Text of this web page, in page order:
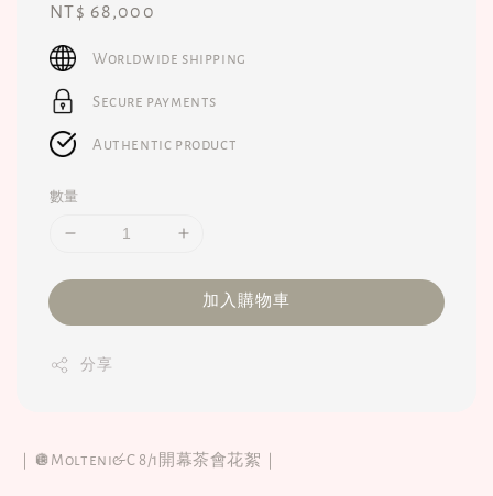
Regular
price
NT$ 68,000
Worldwide shipping
Secure payments
Authentic product
數量
加入購物車
分享
｜🪩Molteni&C 8/1開幕茶會花絮｜